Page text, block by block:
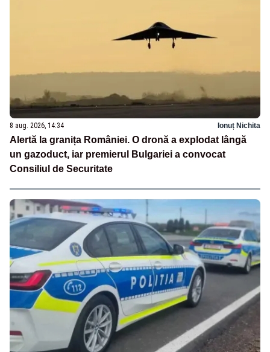
8 aug. 2026, 14:34 Ionuț Nichita
Alertă la granița României. O dronă a explodat lângă
un gazoduct, iar premierul Bulgariei a convocat
Consiliul de Securitate